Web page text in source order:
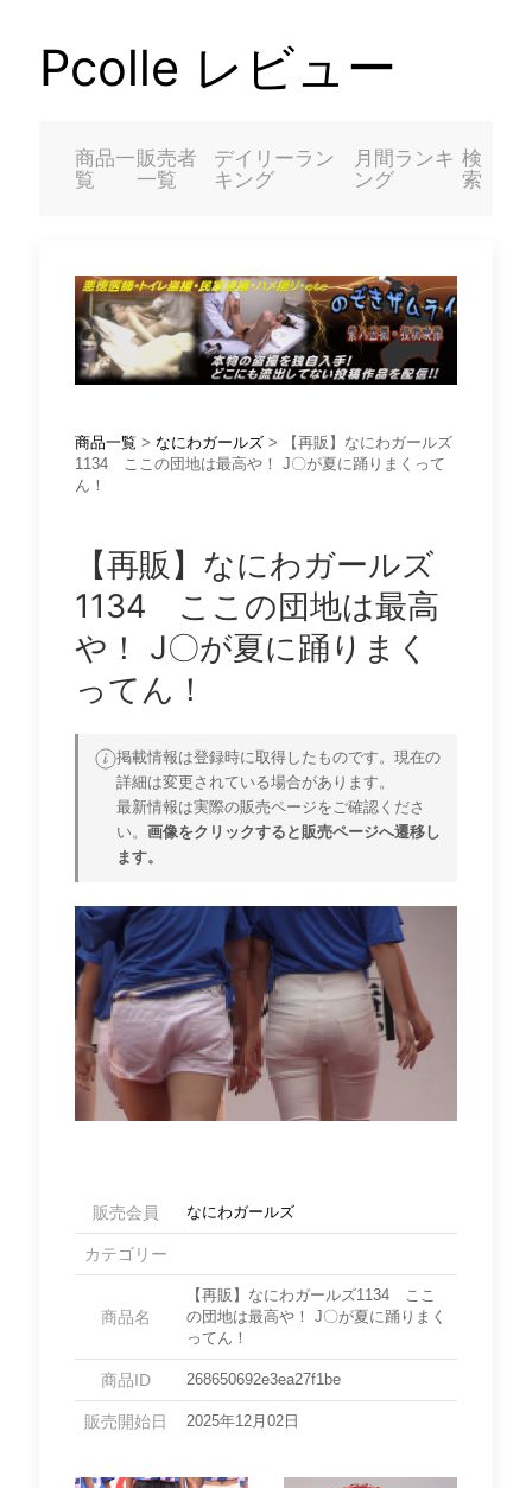
Pcolle レビュー
商品一
覧
販売者
一覧
デイリーラン
キング
月間ランキ
ング
検
索
商品一覧 > なにわガールズ > 【再販】なにわガールズ
1134 ここの団地は最高や！ J〇が夏に踊りまくって
ん！
【再販】なにわガールズ
1134 ここの団地は最高
や！ J〇が夏に踊りまく
ってん！
掲載情報は登録時に取得したものです。現在の
詳細は変更されている場合があります。
最新情報は実際の販売ページをご確認くださ
い。 画像をクリックすると販売ページへ遷移し
ます。
販売会員 なにわガールズ
カテゴリー
商品名
【再販】なにわガールズ1134 ここ
の団地は最高や！ J〇が夏に踊りまく
ってん！
商品ID 268650692e3ea27f1be
販売開始日 2025年12月02日